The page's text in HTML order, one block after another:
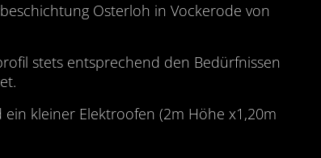
Osterloh in Vockerode von
stets entsprechend den Bedürfnissen
kleiner Elektroofen (2m Höhe x1,20m